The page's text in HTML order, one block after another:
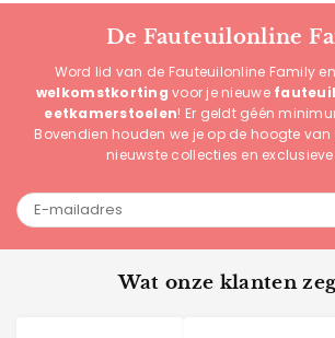
De Fauteuilonline
Word lid van de Fauteuilonline Family
welkomstkortingvoor je nieuwe
eetkamerstoelen! Er geldt géén
Bovendien houden we je op de hoogte
nieuwste collecties en
Wat onze klanten